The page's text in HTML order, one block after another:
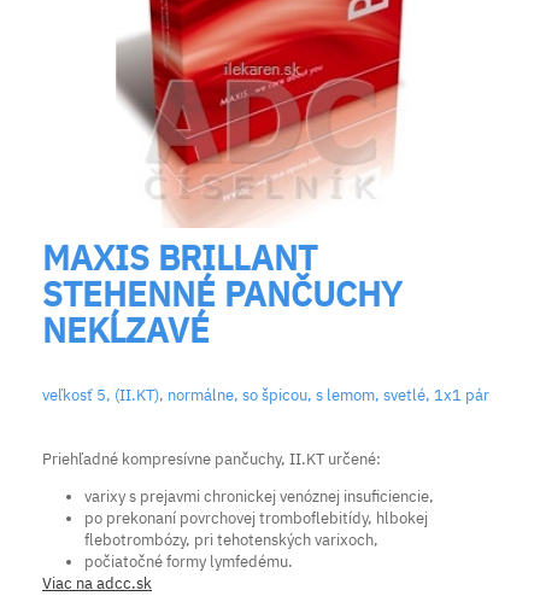
MAXIS BRILLANT
STEHENNÉ PANČUCHY
NEKĹZAVÉ
veľkosť 5, (II.KT), normálne, so špicou, s lemom, svetlé, 1x1 pár
Priehľadné kompresívne pančuchy, II.KT určené:
varixy s prejavmi chronickej venóznej insuficiencie,
po prekonaní povrchovej tromboflebitídy, hlbokej
flebotrombózy, pri tehotenských varixoch,
počiatočné formy lymfedému.
Viac na adcc.sk